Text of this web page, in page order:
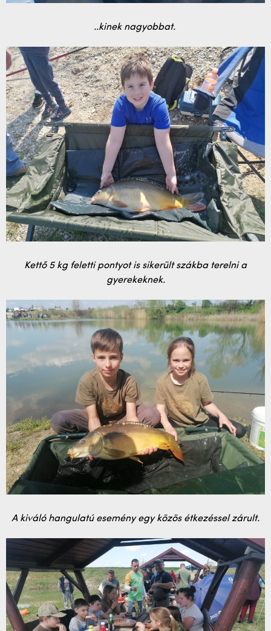
..kinek nagyobbat.
Kettő 5 kg feletti pontyot is sikerült szákba terelni a
gyerekeknek.
A kiváló hangulatú esemény egy közös étkezéssel zárult.